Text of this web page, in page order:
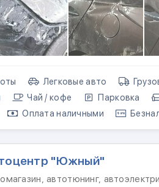
Легковые авто
Чай / кофе Парковка
Оплата наличными
"Южный"
автотюнинг,